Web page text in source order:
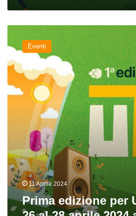
edizione
per
UBeer,
dal
26
al
Park
di
Perugia
Eventi
11 Aprile 2024
Prima edizione per